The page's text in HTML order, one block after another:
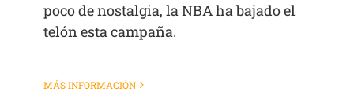
poco de nostalgia, la NBA ha bajado el
telón esta campaña.
MÁS INFORMACIÓN